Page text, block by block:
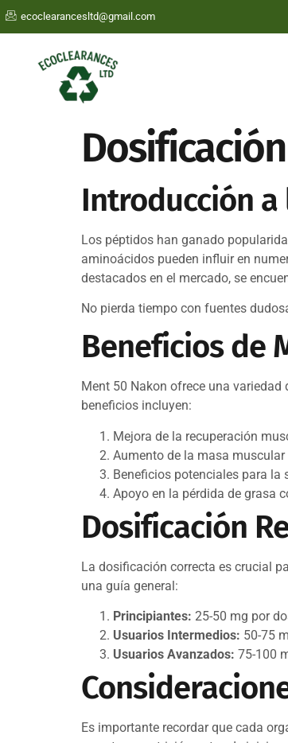
ecoclearancesltd@gmail.com
Introducción
Los péptidos han ganado
aminoácidos pueden influir en
destacados en el mercado, se
No pierda tiempo con fuentes
Beneficios de
Ment 50 Nakon ofrece una
beneficios incluyen:
Mejora de la recuperación
Aumento de la masa muscular
Beneficios potenciales para la
Apoyo en la pérdida de grasa
Dosificación
La dosificación correcta es crucial
una guía general:
Principiantes: 25-50 mg por
Usuarios Intermedios: 50-75
Usuarios Avanzados: 75-100
Es importante recordar que cada